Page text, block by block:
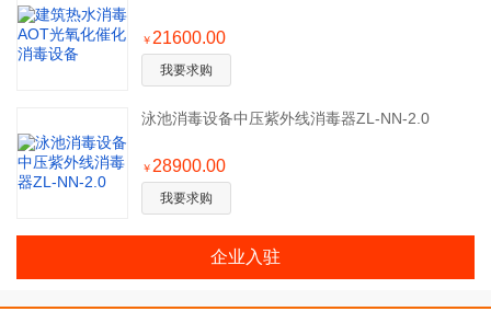
￥ 21600.00
我要求购
泳池消毒设备中压紫外线消毒器ZL-NN-2.0
￥ 28900.00
我要求购
企业入驻